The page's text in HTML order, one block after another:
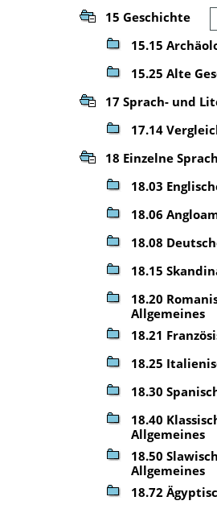
15 Geschichte
15.15
15.25 Alte
17 Sprach- und
17.14
18 Einzelne
18.03
18.06
18.08
18.15
18.20
Allgemeines
18.21
18.25
18.30
18.40
Allgemeines
18.50
Allgemeines
18.72